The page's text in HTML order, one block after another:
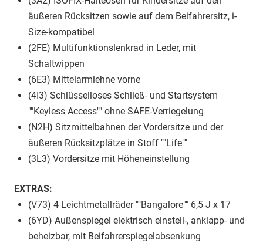
äußeren Rücksitzen sowie auf dem Beifahrersitz, i-
Size-kompatibel
(2FE) Multifunktionslenkrad in Leder, mit
Schaltwippen
(6E3) Mittelarmlehne vorne
(4I3) Schlüsselloses Schließ- und Startsystem
""Keyless Access"" ohne SAFE-Verriegelung
(N2H) Sitzmittelbahnen der Vordersitze und der
äußeren Rücksitzplätze in Stoff ""Life""
(3L3) Vordersitze mit Höheneinstellung
EXTRAS:
(V73) 4 Leichtmetallräder ""Bangalore"" 6,5 J x 17
(6YD) Außenspiegel elektrisch einstell-, anklapp- und
beheizbar, mit Beifahrerspiegelabsenkung